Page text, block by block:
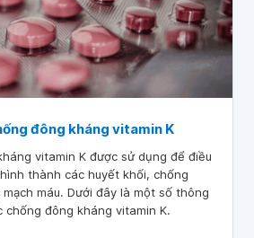
đông kháng vitamin K
vitamin K được sử dụng để điều
thành các huyết khối, chống
máu. Dưới đây là một số thông
đông kháng vitamin K.